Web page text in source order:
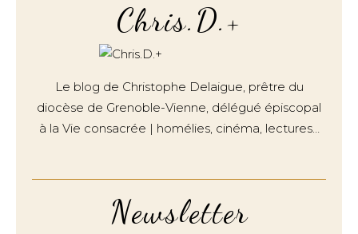
Newsletter
Chris.D.+
Le blog de Christophe Delaigue, prêtre du
diocèse de Grenoble-Vienne, délégué épiscopal
à la Vie consacrée | homélies, cinéma, lectures…